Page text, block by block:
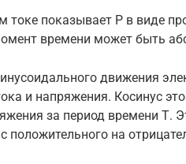
токе показывает P в виде
времени может быть
движения
и напряжения. Косинус
за период времени Т.
положительного на